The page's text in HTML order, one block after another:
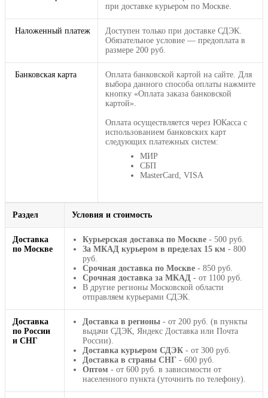
при доставке курьером по Москве.
Наложенный платеж
Доступен только при доставке СДЭК.
Обязательное условие — предоплата в
размере 200 руб.
Банковская карта
Оплата банковской картой на сайте. Для
выбора данного способа оплаты нажмите
кнопку «Оплата заказа банковской
картой».
Оплата осуществляется через ЮКасса с
использованием банковских карт
следующих платежных систем:
МИР
СБП
MasterCard, VISA
Раздел Условия и стоимость
Доставка
по Москве
Курьерская доставка по Москве - 500 руб.
За МКАД курьером в пределах 15 км - 800
руб.
Срочная доставка по Москве - 850 руб.
Срочная доставка за МКАД - от 1100 руб.
В другие регионы Московской области
отправляем курьерами СДЭК.
Доставка
по России
и СНГ
Доставка в регионы - от 200 руб. (в пункты
выдачи СДЭК, Яндекс Доставка или Почта
России).
Доставка курьером СДЭК - от 300 руб.
Доставка в страны СНГ - 600 руб.
Оптом - от 600 руб. в зависимости от
населенного пункта (уточнить по телефону).